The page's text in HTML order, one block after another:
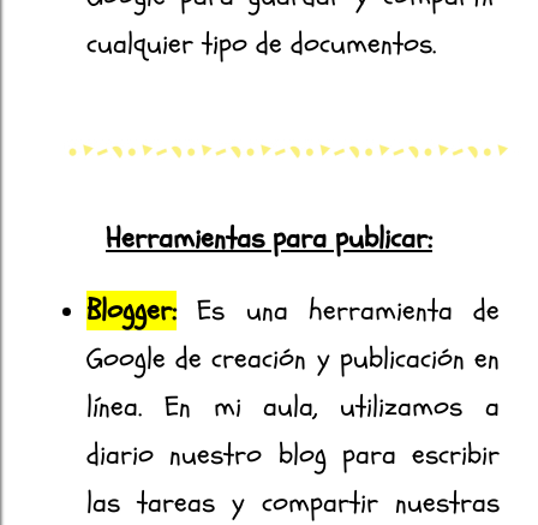
cualquier tipo de documentos.
Herramientas para publicar:
Blogger:Es una herramienta de
Google de creación y publicación en
línea. En mi aula, utilizamos a
diario nuestro blog para escribir
las tareas y compartir nuestras